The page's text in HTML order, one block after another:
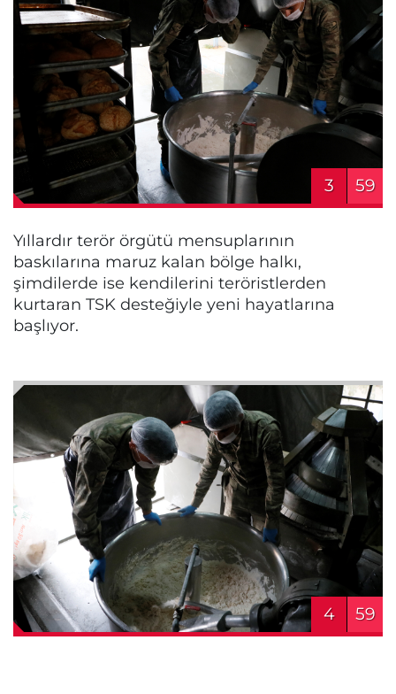
3 59
Yıllardır terör örgütü mensuplarının
baskılarına maruz kalan bölge halkı,
şimdilerde ise kendilerini teröristlerden
kurtaran TSK desteğiyle yeni hayatlarına
başlıyor.
4 59